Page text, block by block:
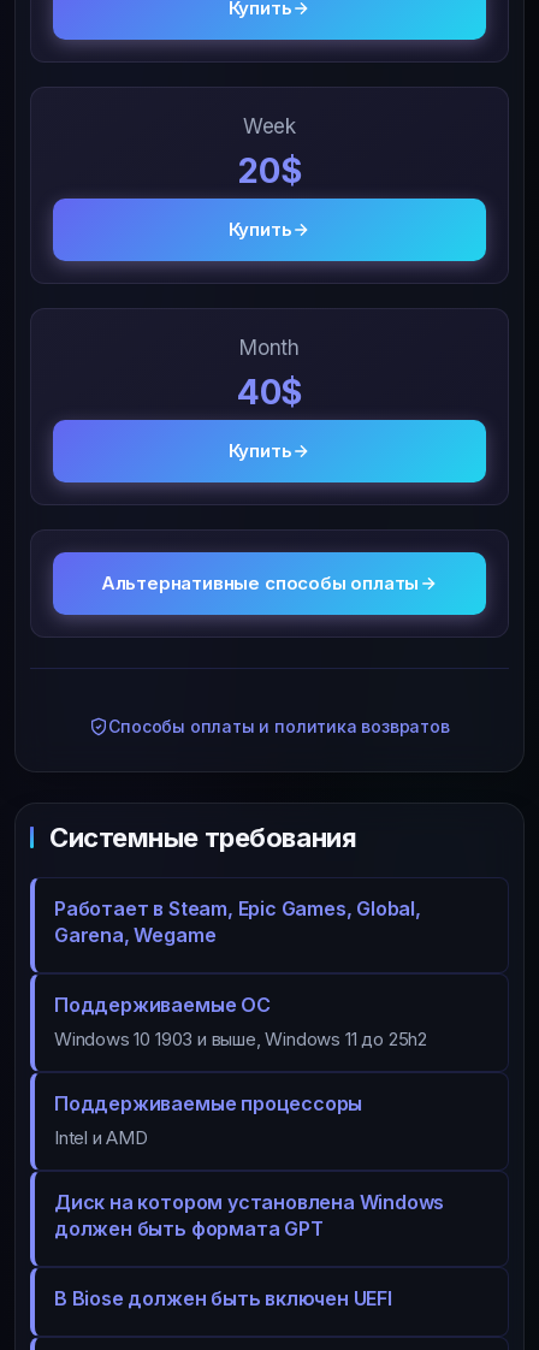
Купить
Week
20$
Купить
Month
40$
Купить
Альтернативные способы оплаты
Способы оплаты и политика возвратов
Системные требования
Работает в Steam, Epic Games, Global,
Garena, Wegame
Поддерживаемые ОС
Windows 10 1903 и выше, Windows 11 до 25h2
Поддерживаемые процессоры
Intel и AMD
Диск на котором установлена Windows
должен быть формата GPT
В Biose должен быть включен UEFI